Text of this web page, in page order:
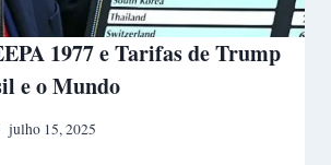
1977 e Tarifas de Trump
e o Mundo
julho 15, 2025